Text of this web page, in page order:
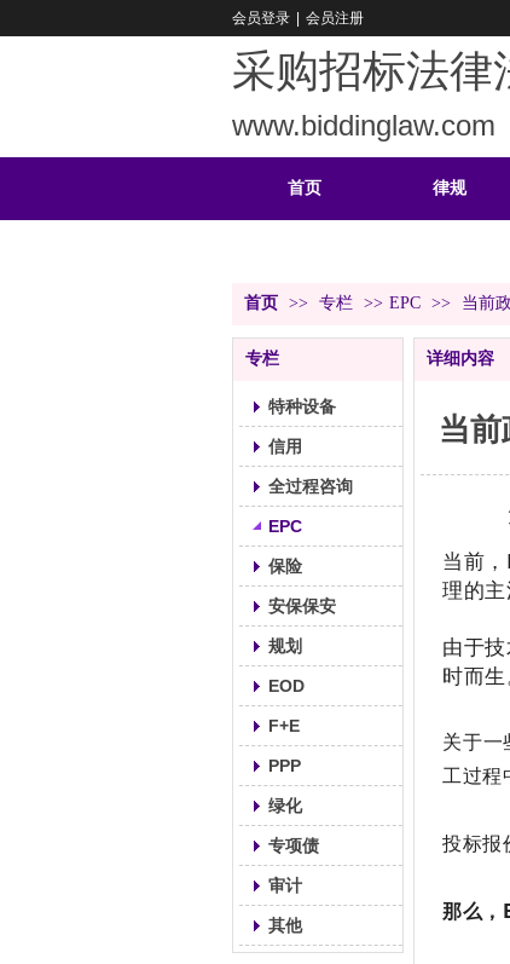
采购招标法律
www.biddinglaw.com
会员登录 会员注册
首页 律规
首页 >> 专栏 >> EPC >> 当前
专栏
特种设备
信用
全过程咨询
EPC
保险
安保保安
规划
EOD
F+E
PPP
绿化
专项债
审计
其他
详细内容
当
当前
理的主
由于
时而
关于
工过程
投标报
那么，